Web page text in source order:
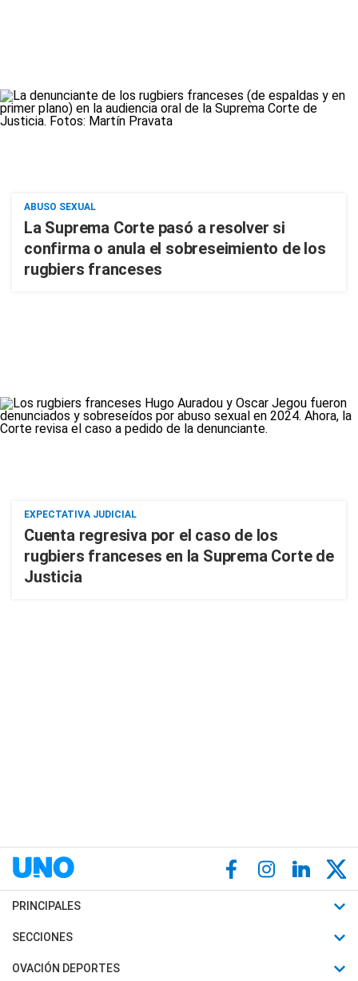
ABUSO SEXUAL
La Suprema Corte pasó a resolver si
confirma o anula el sobreseimiento de los
rugbiers franceses
EXPECTATIVA JUDICIAL
Cuenta regresiva por el caso de los
rugbiers franceses en la Suprema Corte de
Justicia
PRINCIPALES
Últimas Noticias
Política
SECCIONES
Horóscopo
OVACIÓN DEPORTES